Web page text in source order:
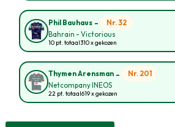
Phil Bauhaus - Nr. 32
Bahrain - Victorious
10 pt. totaal310 x gekozen
Thymen Arensman - Nr. 201
Netcompany INEOS
22 pt. totaal619 x gekozen